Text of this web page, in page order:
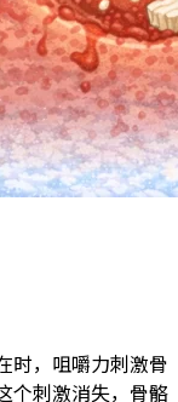
时，咀嚼力刺激骨
个刺激消失，骨骼